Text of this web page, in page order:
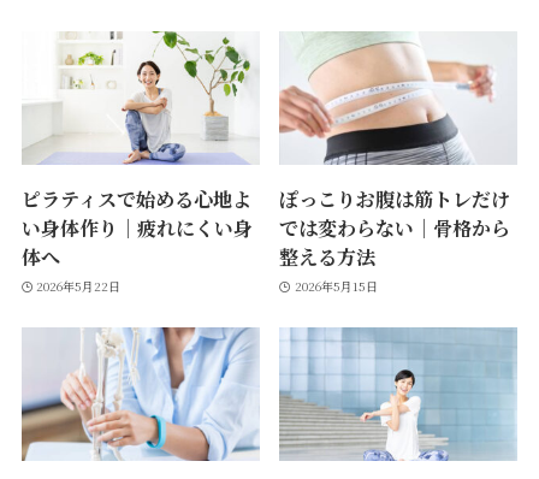
ピラティスで始める心地よ
い身体作り｜疲れにくい身
体へ
2026年5月22日
ぽっこりお腹は筋トレだけ
では変わらない｜骨格から
整える方法
2026年5月15日